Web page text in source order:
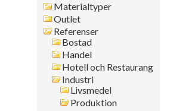
Namn
Leverantör
Färg
Format
Tjocklek
Artikelgrupp
Kanttyp
Placering
Materialtyper
Outlet
Referenser
Bostad
Handel
Hotell och Restaurang
Industri
Livsmedel
Produktion